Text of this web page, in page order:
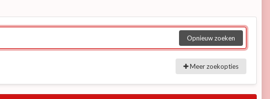
Opnieuw zoeken
Meer zoekopties